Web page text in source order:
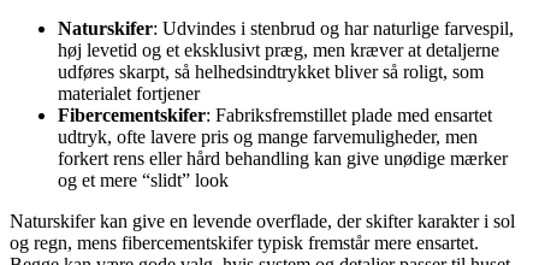
Naturskifer: Udvindes i stenbrud og har naturlige farvespil,
høj levetid og et eksklusivt præg, men kræver at detaljerne
udføres skarpt, så helhedsindtrykket bliver så roligt, som
materialet fortjener
Fibercementskifer: Fabriksfremstillet plade med ensartet
udtryk, ofte lavere pris og mange farvemuligheder, men
forkert rens eller hård behandling kan give unødige mærker
og et mere “slidt” look
Naturskifer kan give en levende overflade, der skifter karakter i sol
og regn, mens fibercementskifer typisk fremstår mere ensartet.